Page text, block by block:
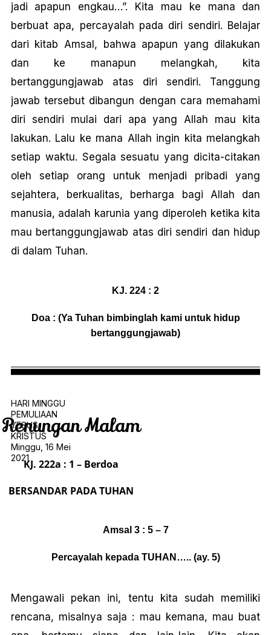
jadi apapun engkau…”. Kita mau ke mana dan
berbuat apa, percayalah pada diri sendiri. Belajar
dari kitab Amsal, bahwa apapun yang dilakukan
dan ke manapun melangkah, kita
bertanggungjawab atas diri sendiri. Tanggung
jawab tersebut dibangun dengan cara memahami
diri sendiri mulai dari apa yang Allah mau kita
lakukan. Lalu ke mana Allah ingin kita melangkah
setiap waktu. Segala sesuatu yang dicita-citakan
oleh setiap orang untuk menjadi pribadi yang
sejahtera, berkualitas, berharga bagi Allah dan
manusia, adalah karunia yang diperoleh ketika kita
mau bertanggungjawab atas diri sendiri dan hidup
di dalam Tuhan.
KJ. 224 : 2
Doa : (Ya Tuhan bimbinglah kami untuk hidup
bertanggungjawab)
HARI MINGGU
PEMULIAAN
YESUS
KRISTUS
Minggu, 16 Mei
2021
Renungan Malam
KJ. 222a : 1 – Berdoa
BERSANDAR PADA TUHAN
Amsal 3 : 5 – 7
Percayalah kepada TUHAN….. (ay. 5)
Mengawali pekan ini, tentu kita sudah memiliki
rencana, misalnya saja : mau kemana, mau buat